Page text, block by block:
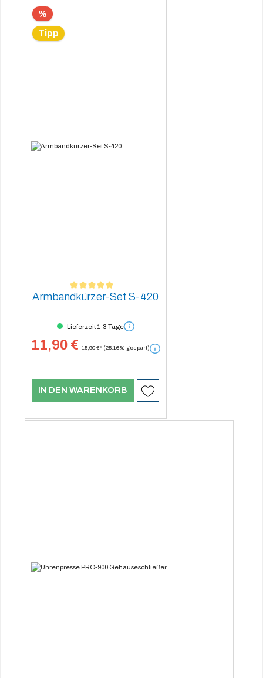
%
Tipp
Durchschnittliche Bewertung von 5 von 5 Sternen
Armbandkürzer-Set S-420
Lieferzeit 1-3 Tage
11,90 € 15,90 €* (25.16% gespart)
IN DEN WARENKORB